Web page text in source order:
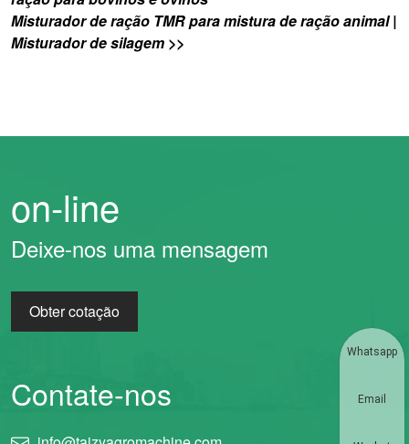
Misturador de ração TMR para mistura de ração animal |
Misturador de silagem >>
on-line
Deixe-nos uma mensagem
Obter cotação
Contate-nos
Whatsapp
Email